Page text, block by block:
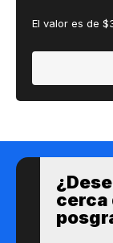
El valor es de
cerca